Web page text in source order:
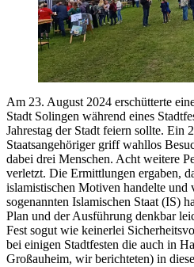
Am 23. August 2024 erschütterte
Stadt Solingen während eines
Jahrestag der Stadt feiern sollte. Ein
Staatsangehöriger griff wahllos
dabei drei Menschen. Acht weitere
verletzt. Die Ermittlungen ergaben,
islamistischen Motiven handelte
sogenannten Islamischen Staat (IS)
Plan und der Ausführung denkbar
Fest sogut wie keinerlei
bei einigen Stadtfesten die auch in
Großauheim, wir berichteten) in